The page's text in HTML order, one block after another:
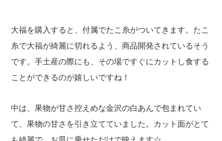
大福を購入すると、付属でたこ糸がついてきます。たこ
糸で大福が綺麗に切れるよう、商品開発されているそう
です。手土産の際にも、その場ですぐにカットし食する
ことができるのが嬉しいですね！
中は、果物が甘さ控えめな金沢の白あんで包まれてい
て、果物の甘さを引き立てていました。カット面がとて